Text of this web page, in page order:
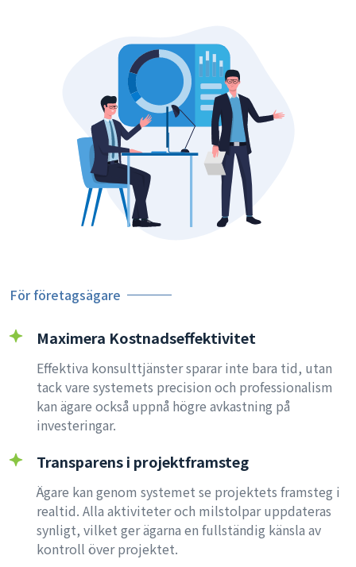
För företagsägare
Maximera Kostnadseffektivitet
Effektiva konsulttjänster sparar inte bara tid, utan
tack vare systemets precision och professionalism
kan ägare också uppnå högre avkastning på
investeringar.
Transparens i projektframsteg
Ägare kan genom systemet se projektets framsteg i
realtid. Alla aktiviteter och milstolpar uppdateras
synligt, vilket ger ägarna en fullständig känsla av
kontroll över projektet.